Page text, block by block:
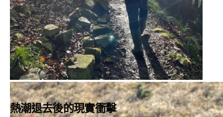
熱潮退去後的現實衝擊